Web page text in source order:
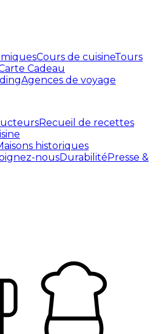
Cours de cuisineTours
Cadeau
Agences de voyage
Recueil de recettes
historiques
nousDurabilitéPresse &